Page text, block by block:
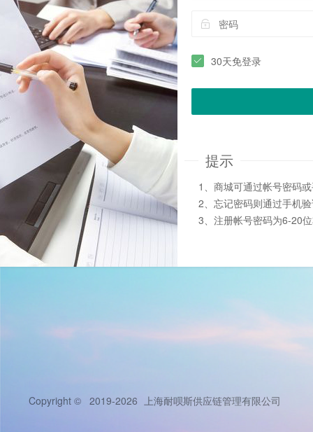
30天免登录
提示
1、商城可通过帐号密码
2、忘记密码则通过手机
3、注册帐号密码为6-20
Copyright © 2019-2026 上海耐呗斯供应链管理有限公司